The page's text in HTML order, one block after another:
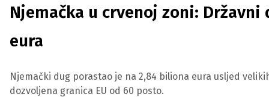
Njemačka u crvenoj zoni:
eura
Njemački dug porastao je na 2,84 biliona eura usljed
dozvoljena granica EU od 60 posto.